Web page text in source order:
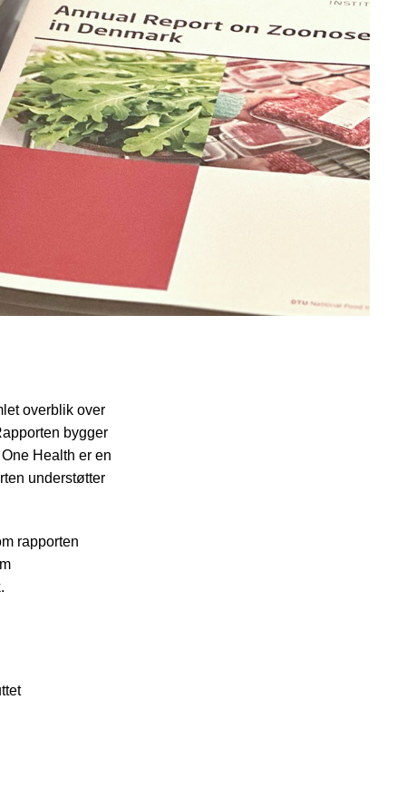
overblik over
bygger
Health er en
understøtter
rapporten